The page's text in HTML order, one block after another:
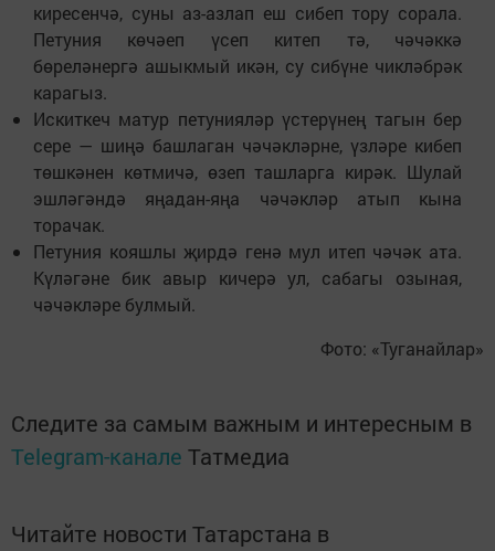
киресенчә, суны аз-азлап еш сибеп тору сорала.
Петуния көчәеп үсеп китеп тә, чәчәккә
бөреләнергә ашыкмый икән, су сибүне чикләбрәк
карагыз.
Искиткеч матур петунияләр үстерүнең тагын бер
сере — шиңә башлаган чәчәкләрне, үзләре кибеп
төшкәнен көтмичә, өзеп ташларга кирәк. Шулай
эшләгәндә яңадан-яңа чәчәкләр атып кына
торачак.
Петуния кояшлы җирдә генә мул итеп чәчәк ата.
Күләгәне бик авыр кичерә ул, сабагы озыная,
чәчәкләре булмый.
Фото: «Туганайлар»
Следите за самым важным и интересным в
Telegram-канале Татмедиа
Читайте новости Татарстана в